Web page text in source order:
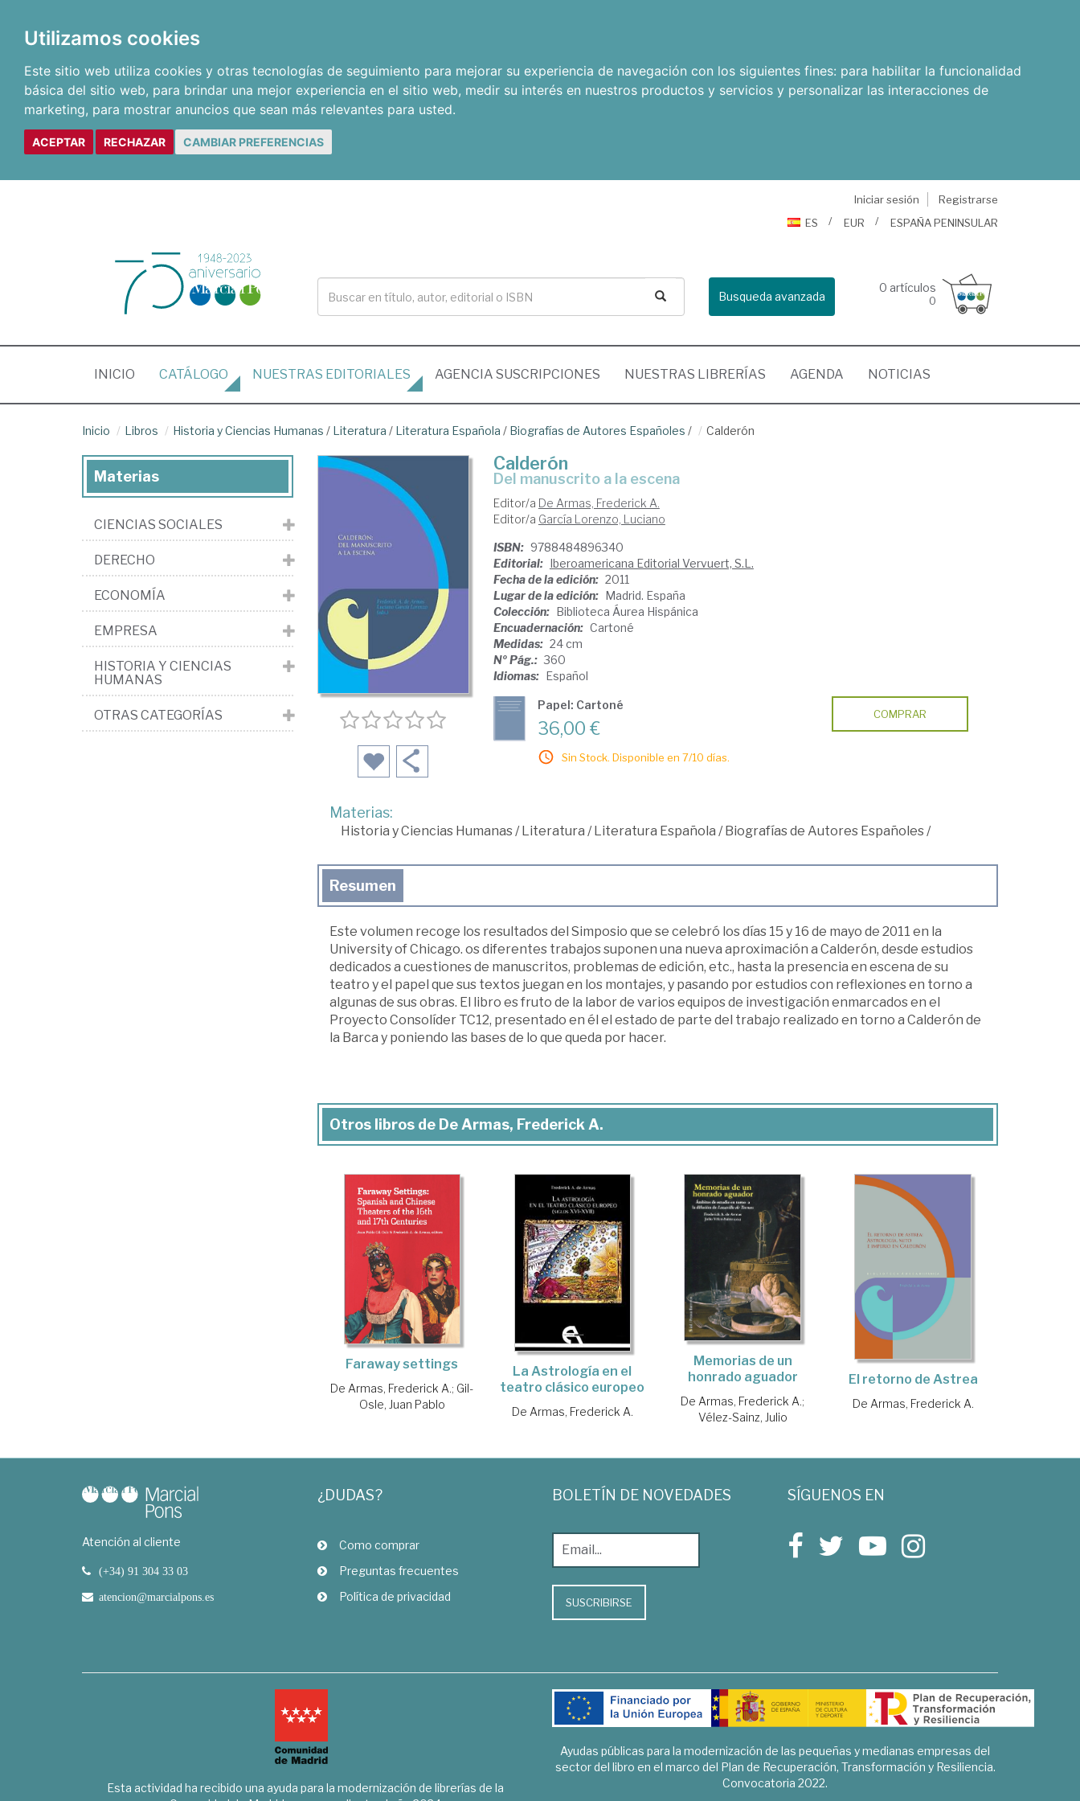
Utilizamos cookies
Este sitio web utiliza cookies y otras tecnologías de seguimiento para mejorar su experiencia de navegación con los siguientes fines: para habilitar la funcionalidad
básica del sitio web, para brindar una mejor experiencia en el sitio web, medir su interés en nuestros productos y servicios y personalizar las interacciones de
marketing, para mostrar anuncios que sean más relevantes para usted.
ACEPTAR RECHAZAR CAMBIAR PREFERENCIAS
Iniciar sesión
Registrarse
ES
EUR ESPAÑA PENINSULAR
Busqueda avanzada
0 artículos
0
INICIO (CURRENT)
CATÁLOGO NUESTRAS EDITORIALES AGENCIA SUSCRIPCIONES NUESTRAS LIBRERÍAS AGENDA NOTICIAS
Inicio Libros Historia y Ciencias Humanas / Literatura / Literatura Española / Biografías de Autores Españoles / Calderón
Calderón
del manuscrito a la escena
Editor/a De Armas, Frederick A.
Editor/a García Lorenzo, Luciano
ISBN: 9788484896340
Editorial: Iberoamericana Editorial Vervuert, S.L.
Fecha de la edición: 2011
Lugar de la edición: Madrid. España
Colección: Biblioteca Áurea Hispánica
Encuadernación: Cartoné
Medidas: 24 cm
Nº Pág.: 360
Idiomas: Español
Papel: Cartoné
36,00 €
Sin Stock. Disponible en 7/10 días.
COMPRAR
Materias:
Historia y Ciencias Humanas/Literatura /Literatura Española /Biografías de Autores Españoles/
Resumen
Este volumen recoge los resultados del Simposio que se celebró los días 15 y 16 de mayo de 2011 en la
University of Chicago. os diferentes trabajos suponen una nueva aproximación a Calderón, desde estudios
dedicados a cuestiones de manuscritos, problemas de edición, etc., hasta la presencia en escena de su
teatro y el papel que sus textos juegan en los montajes, y pasando por estudios con reflexiones en torno a
algunas de sus obras. El libro es fruto de la labor de varios equipos de investigación enmarcados en el
Proyecto Consolíder TC12, presentado en él el estado de parte del trabajo realizado en torno a Calderón de
la Barca y poniendo las bases de lo que queda por hacer.
Otros libros de De Armas, Frederick A.
Faraway settings
De Armas, Frederick A.; Gil-
Osle, Juan Pablo
La Astrología en el
teatro clásico europeo
De Armas, Frederick A.
Memorias de un
honrado aguador
De Armas, Frederick A.;
Vélez-Sainz, Julio
El retorno de Astrea
De Armas, Frederick A.
Materias
CIENCIAS SOCIALES
DERECHO
ECONOMÍA
EMPRESA
HISTORIA Y CIENCIAS
HUMANAS
OTRAS CATEGORÍAS
Atención al cliente
(+34) 91 304 33 03
atencion@marcialpons.es
¿DUDAS?
Como comprar
Preguntas frecuentes
Política de privacidad
BOLETÍN DE NOVEDADES
SUSCRIBIRSE
SÍGUENOS EN
Esta actividad ha recibido una ayuda para la modernización de librerías de la
Ayudas públicas para la modernización de las pequeñas y medianas empresas del
sector del libro en el marco del Plan de Recuperación, Transformación y Resiliencia.
Convocatoria 2022.